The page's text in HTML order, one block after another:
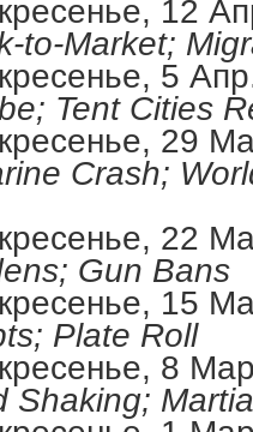
12
to-Market;
5
Tent Cities
29
Crash;
22
Gun Bans
15
Plate Roll
8
Shaking;